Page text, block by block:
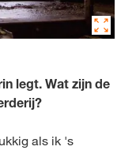
legt. Wat zijn de
als ik 's